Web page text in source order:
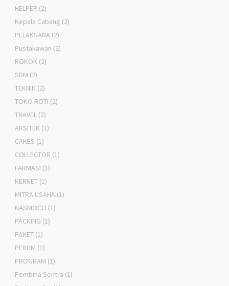
HELPER (2)
Kepala Cabang (2)
PELAKSANA (2)
Pustakawan (2)
ROKOK (2)
SDM (2)
TEKNIK (2)
TOKO ROTI (2)
TRAVEL (2)
ARSITEK (1)
CAKES (1)
COLLECTOR (1)
FARMASI (1)
KERNET (1)
MITRA USAHA (1)
NASMOCO (1)
PACKING (1)
PAKET (1)
PERUM (1)
PROGRAM (1)
Pembina Sentra (1)